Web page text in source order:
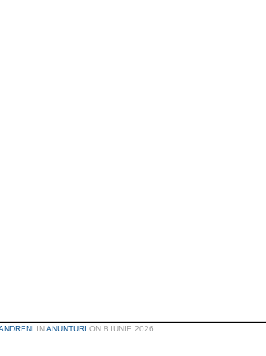
INANUNTURI ON 8 IUNIE 2026